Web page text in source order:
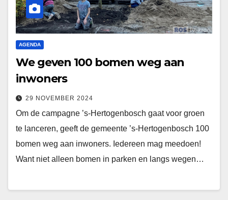
AGENDA
We geven 100 bomen weg aan
inwoners
29 NOVEMBER 2024
Om de campagne ’s-Hertogenbosch gaat voor groen
te lanceren, geeft de gemeente ’s-Hertogenbosch 100
bomen weg aan inwoners. Iedereen mag meedoen!
Want niet alleen bomen in parken en langs wegen…